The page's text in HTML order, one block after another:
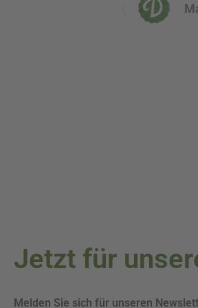
Jetzt für
Melden Sie sich für unseren